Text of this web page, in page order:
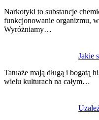
Narkotyki to substancje
funkcjonowanie organizmu,
Wyróżniamy…
Jakie
Tatuaże mają długą i bogatą
wielu kulturach na całym…